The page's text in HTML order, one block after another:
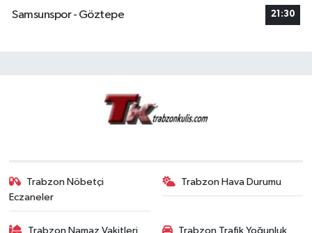
Samsunspor - Göztepe
21:30
Trabzon Nöbetçi
Eczaneler
Trabzon Hava Durumu
Trabzon Namaz Vakitleri Trabzon Trafik Yoğunluk